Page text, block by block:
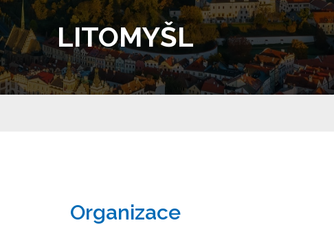
LITOMYŠL
Organizace